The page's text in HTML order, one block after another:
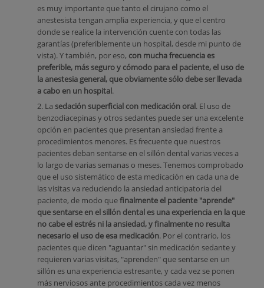
es muy importante que tanto el cirujano como el
anestesista tengan amplia experiencia, y que el centro
donde se realice la intervención cuente con todas las
garantías (preferiblemente un hospital, desde mi punto de
vista). Y también, por eso, con mucha frecuencia es
preferible, más seguro y cómodo para el paciente, el uso de
la anestesia general, que obviamente sólo debe ser llevada
a cabo en un hospital.
2. La sedación superficial con medicación oral. El uso de
benzodiacepinas y otros sedantes puede ser una excelente
opción en pacientes que presentan ansiedad frente a
procedimientos menores. Es frecuente que nuestros
pacientes deban sentarse en el sillón dental varias veces a
lo largo de varias semanas o meses. Tenemos comprobado
que el uso sistemático de esta medicación en cada una de
las visitas va reduciendo la ansiedad anticipatoria del
paciente, de modo quefinalmente el paciente "aprende"
que sentarse en el sillón dental es una experiencia en la que
no cabe el estrés ni la ansiedad, y finalmente no resulta
necesario el uso de esa medicación. Por el contrario, los
pacientes que dicen "aguantar" sin medicación sedante y
requieren varias visitas, "aprenden" que sentarse en un
sillón es una experiencia estresante, y cada vez se ponen
más nerviosos ante procedimientos cada vez menos